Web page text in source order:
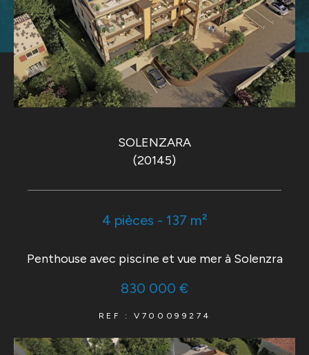
SOLENZARA
(20145)
4 pièces - 137 m²
Penthouse avec piscine et vue mer à Solenzra
830 000 €
REF : V700099274